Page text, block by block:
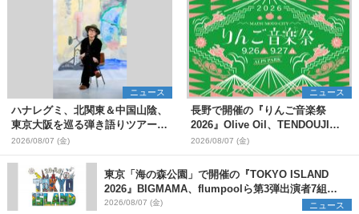
ニュース
ハナレグミ、北関東＆中国山陰、
東京大阪を巡る弾き語りツアー10
月より開催決定
2026/08/07 (金)
ニュース
長野で開催の『りんご音楽祭
2026』Olive Oil、TENDOUJIら
第11弾出演アーティスト（16組）
を発表
2026/08/07 (金)
東京「海の森公園」で開催の『TOKYO ISLAND
2026』BIGMAMA、flumpoolら第3弾出演者7組を
発表 ワークショップ・アート出展者を募集
2026/08/07 (金) ニュース